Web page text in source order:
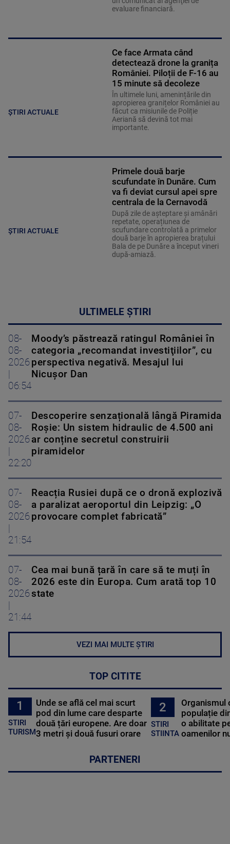
evaluare financiară.
ȘTIRI ACTUALE
Ce face Armata când
detectează drone la granița
României. Piloții de F-16 au
15 minute să decoleze
În ultimele luni, amenințările din
apropierea granițelor României au
făcut ca misiunile de Poliție
Aeriană să devină tot mai
importante.
ȘTIRI ACTUALE
Primele două barje
scufundate în Dunăre. Cum
va fi deviat cursul apei spre
centrala de la Cernavodă
După zile de așteptare și amânări
repetate, operațiunea de
scufundare controlată a primelor
două barje în apropierea brațului
Bala de pe Dunăre a început vineri
după-amiază.
ULTIMELE ȘTIRI
08-
08-
2026
06:54
Moody’s păstrează ratingul României în
categoria „recomandat investiţiilor”, cu
perspectiva negativă. Mesajul lui
Nicușor Dan
07-
08-
2026
22:20
Descoperire senzațională lângă Piramida
Roșie: Un sistem hidraulic de 4.500 ani
ar conține secretul construirii
piramidelor
07-
08-
2026
21:54
Reacția Rusiei după ce o dronă explozivă
a paralizat aeroportul din Leipzig: „O
provocare complet fabricată”
07-
08-
2026
21:44
Cea mai bună țară în care să te muți în
2026 este din Europa. Cum arată top 10
state
VEZI MAI MULTE ȘTIRI
TOP CITITE
1
STIRI
TURISM
Unde se află cel mai scurt
pod din lume care desparte
două țări europene. Are doar
3 metri și două fusuri orare
2
STIRI
STIINTA
Organismul
populație
o abilitate
oamenilor
PARTENERI